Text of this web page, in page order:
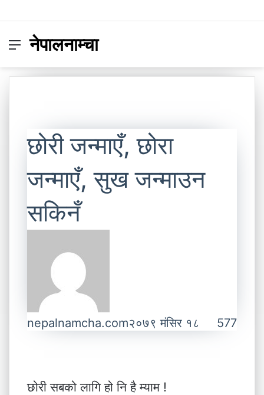
Menu
नेपालनाम्चा
छोरी जन्माएँ, छोरा
जन्माएँ, सुख जन्माउन
सकिनँ
nepalnamcha.com२०७९ मंसिर १८ 577
छोरी सबको लागि हो नि है म्याम !